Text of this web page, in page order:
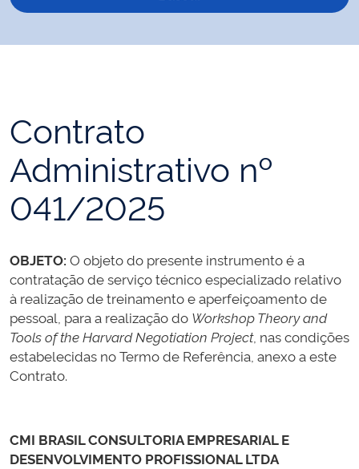
Contrato
Administrativo nº
041/2025
OBJETO: O objeto do presente instrumento é a
contratação de serviço técnico especializado relativo
à realização de treinamento e aperfeiçoamento de
pessoal, para a realização do Workshop Theory and
Tools of the Harvard Negotiation Project, nas condições
estabelecidas no Termo de Referência, anexo a este
Contrato.
CMI BRASIL CONSULTORIA EMPRESARIAL E
DESENVOLVIMENTO PROFISSIONAL LTDA